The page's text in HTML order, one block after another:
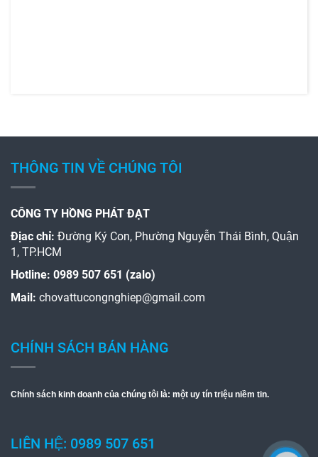
THÔNG TIN VỀ CHÚNG TÔI
CÔNG TY HỒNG PHÁT ĐẠT
Địac chỉ: Đường Ký Con, Phường Nguyễn Thái Bình, Quận
1, TP.HCM
Hotline: 0989 507 651 (zalo)
Mail: chovattucongnghiep@gmail.com
CHÍNH SÁCH BÁN HÀNG
Chính sách kinh doanh của chúng tôi là: một uy tín triệu niềm tin.
LIÊN HỆ: 0989 507 651